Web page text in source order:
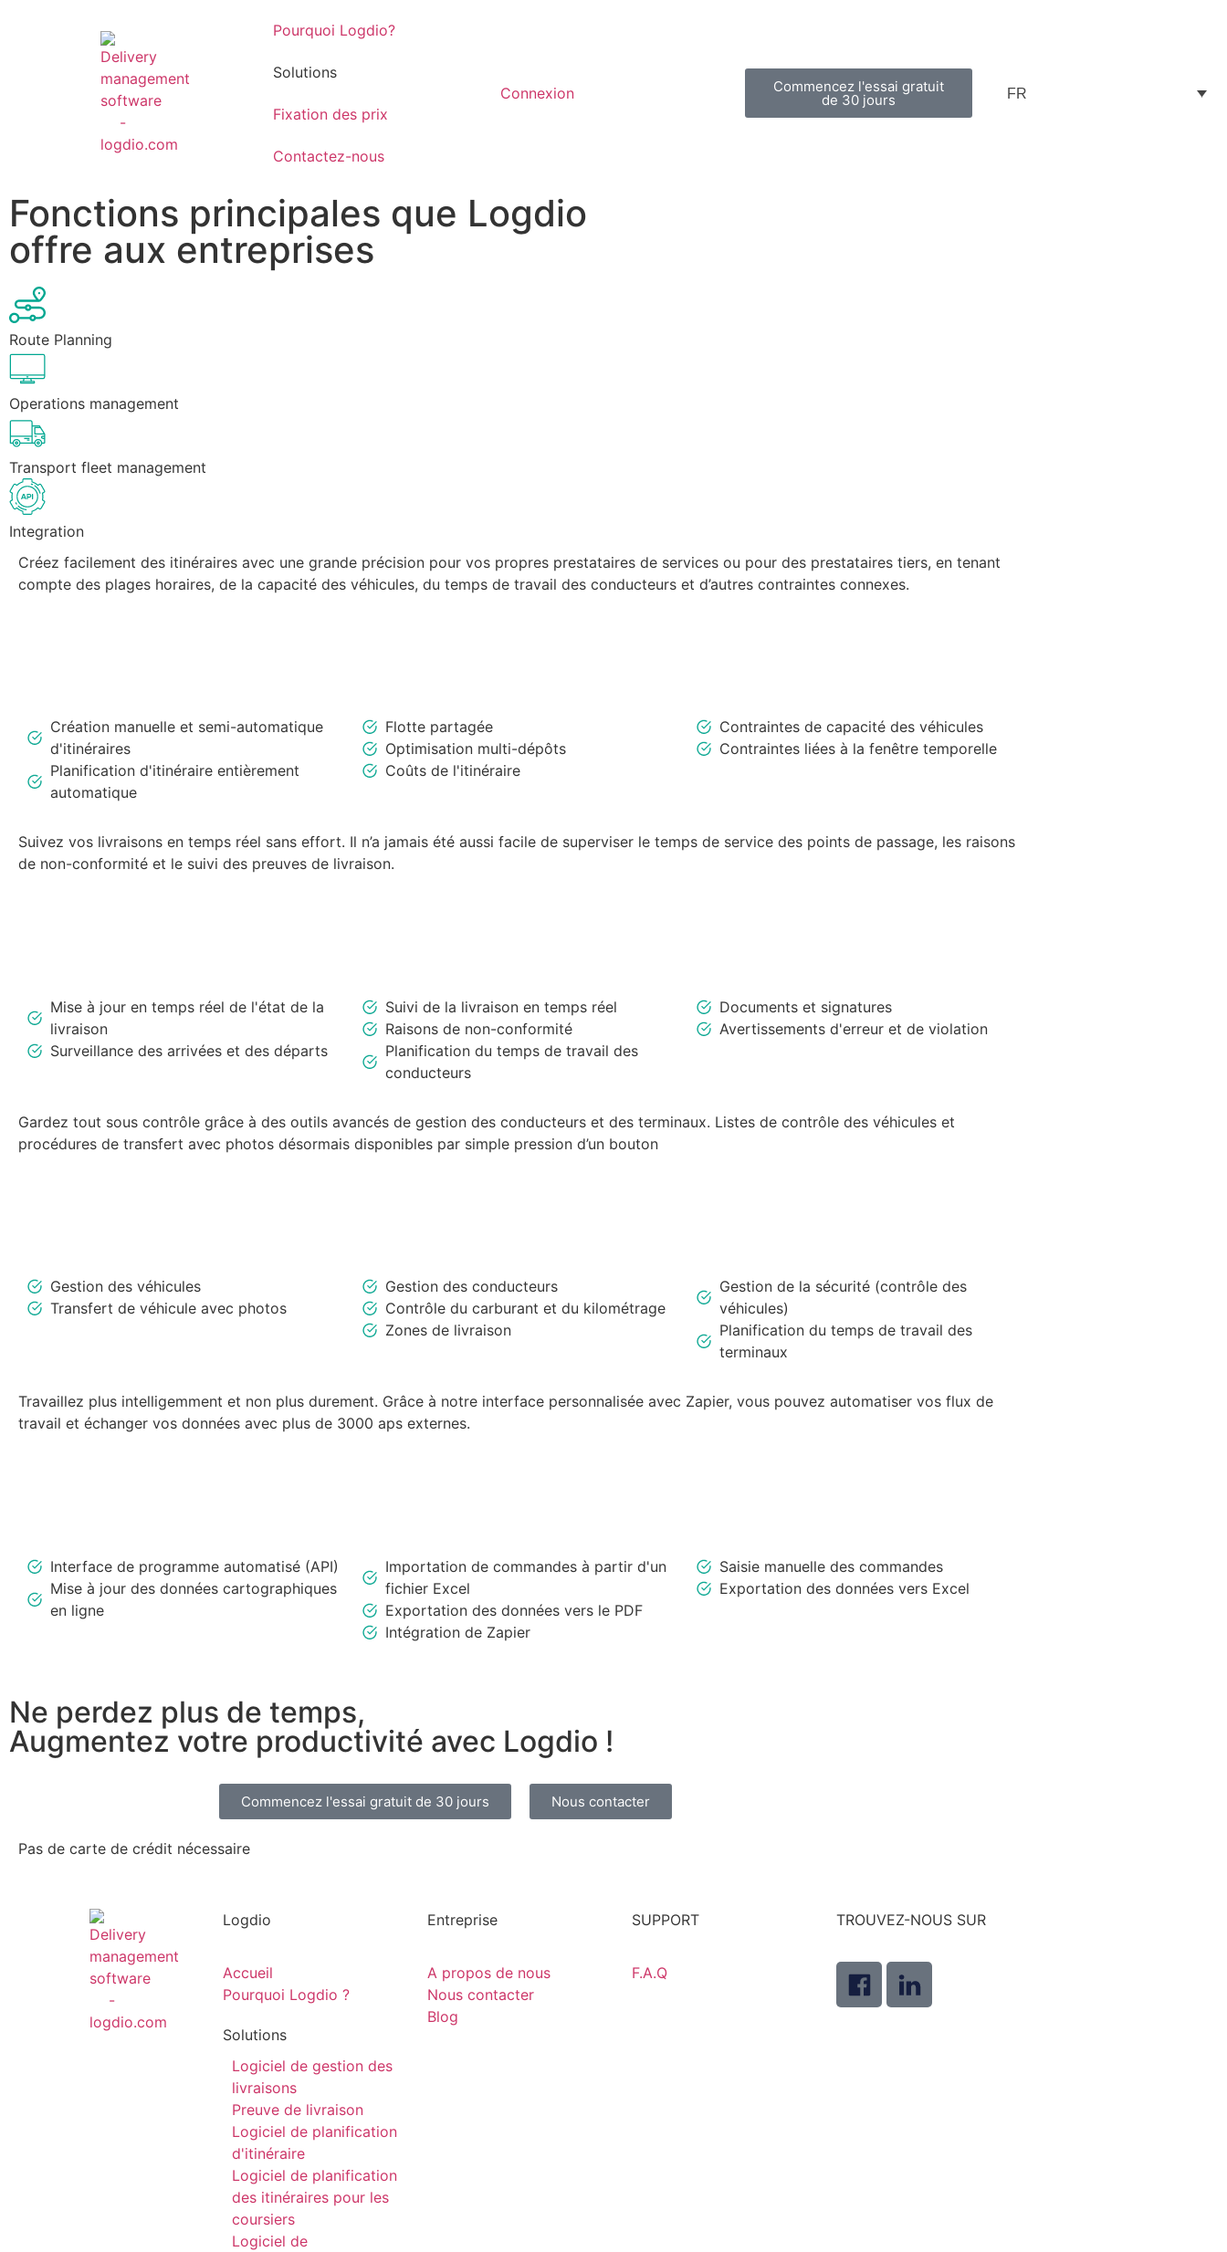
Pourquoi Logdio?
Solutions
Fixation des prix
Contactez-nous
Connexion Commencez l'essai gratuit
de 30 jours FR
Fonctions principales que Logdio
offre aux entreprises
Route Planning
Operations management
Transport fleet management
Integration
Créez facilement des itinéraires avec une grande précision pour vos propres prestataires de services ou pour des prestataires tiers, en tenant
compte des plages horaires, de la capacité des véhicules, du temps de travail des conducteurs et d’autres contraintes connexes.
Création manuelle et semi-automatique
d'itinéraires
Planification d'itinéraire entièrement
automatique
Flotte partagée
Optimisation multi-dépôts
Coûts de l'itinéraire
Contraintes de capacité des véhicules
Contraintes liées à la fenêtre temporelle
Suivez vos livraisons en temps réel sans effort. Il n’a jamais été aussi facile de superviser le temps de service des points de passage, les raisons
de non-conformité et le suivi des preuves de livraison.
Mise à jour en temps réel de l'état de la
livraison
Surveillance des arrivées et des départs
Suivi de la livraison en temps réel
Raisons de non-conformité
Planification du temps de travail des
conducteurs
Documents et signatures
Avertissements d'erreur et de violation
Gardez tout sous contrôle grâce à des outils avancés de gestion des conducteurs et des terminaux. Listes de contrôle des véhicules et
procédures de transfert avec photos désormais disponibles par simple pression d’un bouton
Gestion des véhicules
Transfert de véhicule avec photos
Gestion des conducteurs
Contrôle du carburant et du kilométrage
Zones de livraison
Gestion de la sécurité (contrôle des
véhicules)
Planification du temps de travail des
terminaux
Travaillez plus intelligemment et non plus durement. Grâce à notre interface personnalisée avec Zapier, vous pouvez automatiser vos flux de
travail et échanger vos données avec plus de 3000 aps externes.
Interface de programme automatisé (API)
Mise à jour des données cartographiques
en ligne
Importation de commandes à partir d'un
fichier Excel
Exportation des données vers le PDF
Intégration de Zapier
Saisie manuelle des commandes
Exportation des données vers Excel
Ne perdez plus de temps,
Augmentez votre productivité avec Logdio !
Commencez l'essai gratuit de 30 jours
Pas de carte de crédit nécessaire
Nous contacter
Logdio
Accueil
Pourquoi Logdio ?
Solutions
Logiciel de gestion des
livraisons
Preuve de livraison
Logiciel de planification
d'itinéraire
Logiciel de planification
des itinéraires pour les
coursiers
Logiciel de
Entreprise
A propos de nous
Nous contacter
Blog
SUPPORT
F.A.Q
TROUVEZ-NOUS SUR